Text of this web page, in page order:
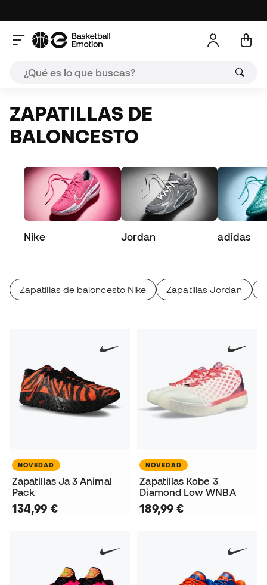
ZAPATILLAS DE
BALONCESTO
Nike Jordan adidas
Zapatillas de baloncesto Nike Zapatillas Jordan
NOVEDAD
Zapatillas Ja 3 Animal
Pack
134,99 €
NOVEDAD
Zapatillas Kobe 3
Diamond Low WNBA
189,99 €